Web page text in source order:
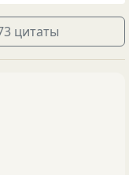
цитаты